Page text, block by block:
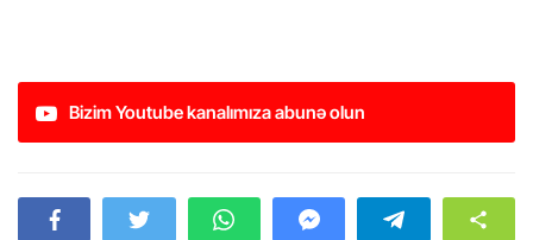
Bizim Youtube kanalımıza abunə olun